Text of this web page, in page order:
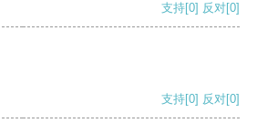
支持[0] 反对[0]
支持[0] 反对[0]